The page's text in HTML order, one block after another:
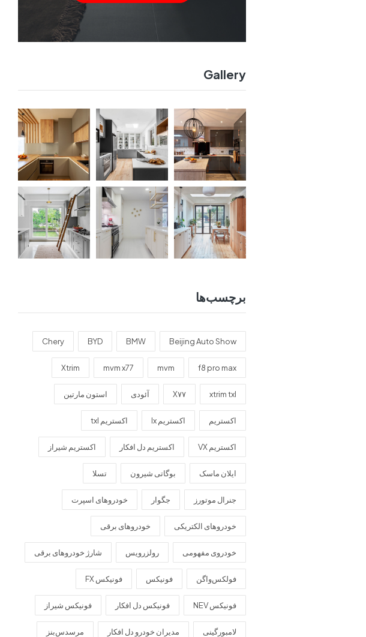
Gallery
برچسب‌ها
Beijing Auto Show
BMW
BYD
Chery
f8 pro max
mvm
mvm x77
Xtrim
xtrim txl X۷۷ آئودی استون مارتین
اکستریم اکستریم lx اکستریم txl
اکستریم VX اکستریم دل افکار اکستریم شیراز
ایلان ماسک بوگاتی شیرون تسلا
جنرال موتورز جگوار خودروهای اسپرت
خودروهای الکتریکی خودروهای برقی
خودروی مفهومی رولزرویس شارژ خودروهای برقی
فولکس‌واگن فونیکس فونیکس FX
فونیکس NEV فونیکس دل افکار فونیکس شیراز
لامبورگینی مدیران خودرو دل افکار مرسدس‌بنز